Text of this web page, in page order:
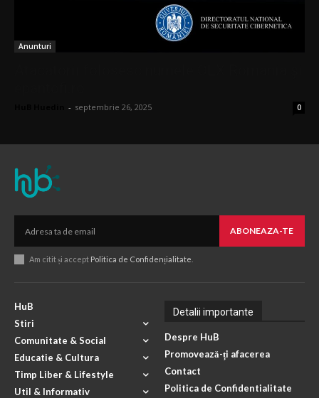
Anunturi
- septembrie 26, 2025 0
ABONEAZA-TE
Am citit și accept Politica de Confidențialitate
HuB
Stiri
Comunitate & Social
Educatie & Cultura
Timp Liber & Lifestyle
Util & Informativ
Detalii importante
Despre HuB
Promovează-ți afacerea
Contact
Politica de Confidentialitate